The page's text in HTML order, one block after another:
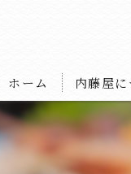
ホーム 内藤屋